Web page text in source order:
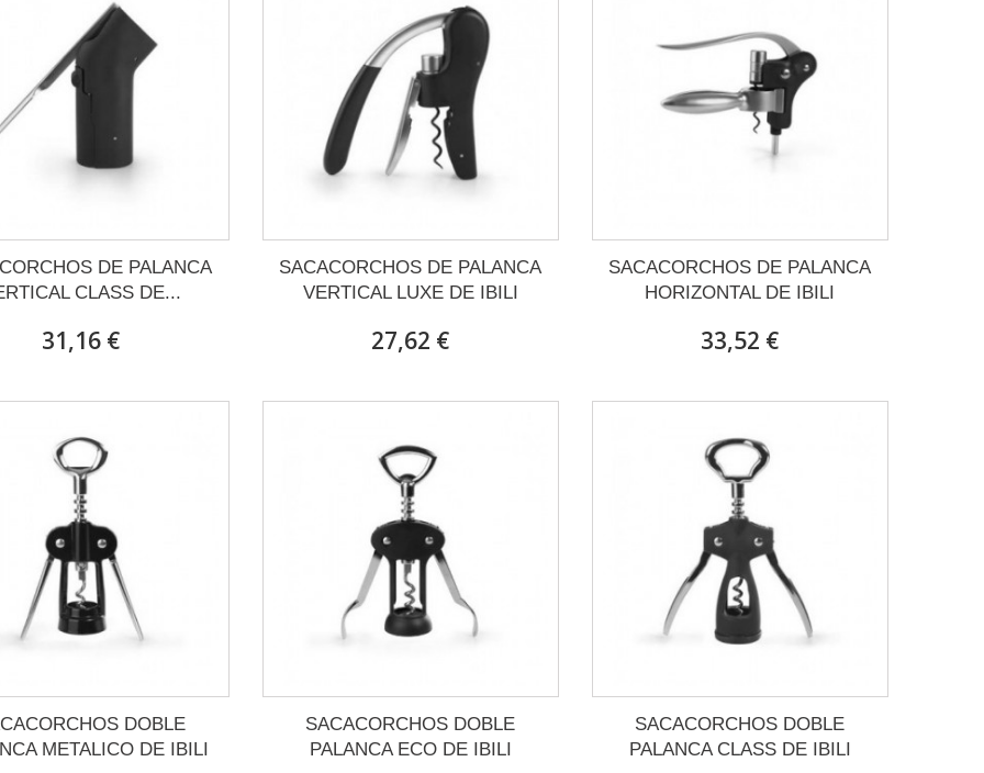
DE PALANCA
CLASS DE...
31,16 €
SACACORCHOS DE PALANCA
VERTICAL LUXE DE IBILI
27,62 €
SACACORCHOS DE PALANCA
HORIZONTAL DE IBILI
33,52 €
DOBLE
METALICO DE IBILI
SACACORCHOS DOBLE
PALANCA ECO DE IBILI
SACACORCHOS DOBLE
PALANCA CLASS DE IBILI